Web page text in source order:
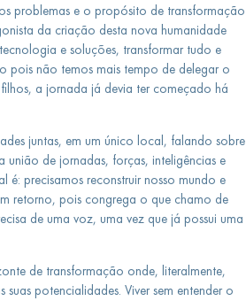
problemas e o propósito de transformação
da criação desta nova humanidade
e soluções, transformar tudo e
pois não temos mais tempo de delegar o
a jornada já devia ter começado há
juntas, em um único local, falando sobre
união de jornadas, forças, inteligências e
precisamos reconstruir nosso mundo e
retorno, pois congrega o que chamo de
de uma voz, uma vez que já possui uma
de transformação onde, literalmente,
potencialidades. Viver sem entender o